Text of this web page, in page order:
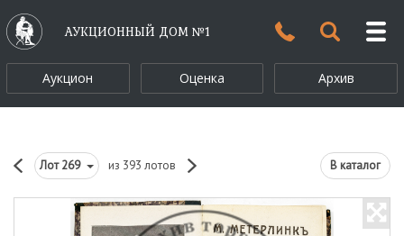
АУКЦИОННЫЙ ДОМ №1
Аукцион Оценка Архив
Лот269 из 393 лотов В каталог